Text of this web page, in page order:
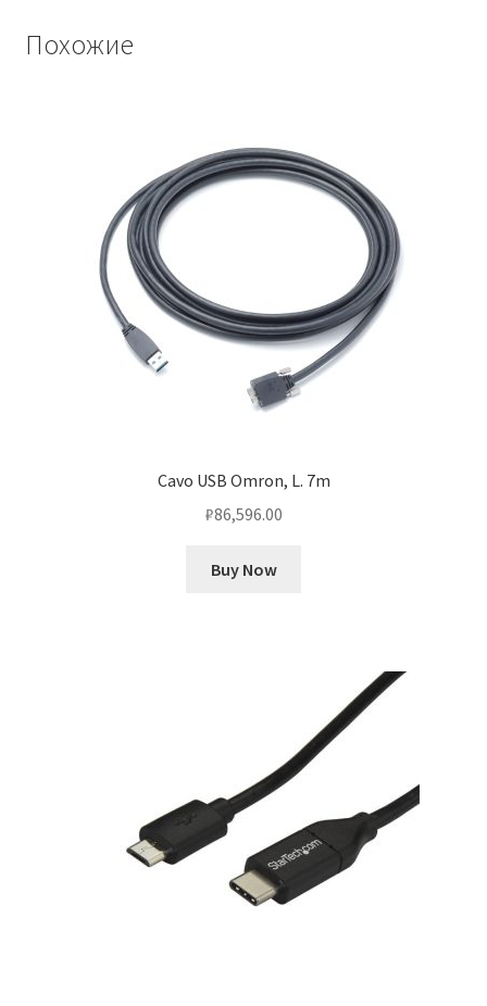
Похожие
Cavo USB Omron, L. 7m
₽86,596.00
Buy Now